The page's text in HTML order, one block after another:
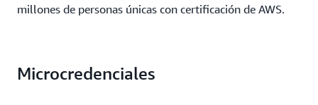
millones de personas únicas con certificación de AWS.
Microcredenciales